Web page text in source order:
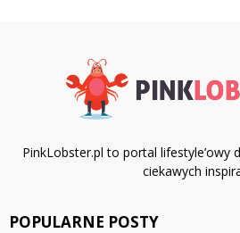
PinkLobster.pl to portal lifestyle’owy
ciekawych
POPULARNE POSTY